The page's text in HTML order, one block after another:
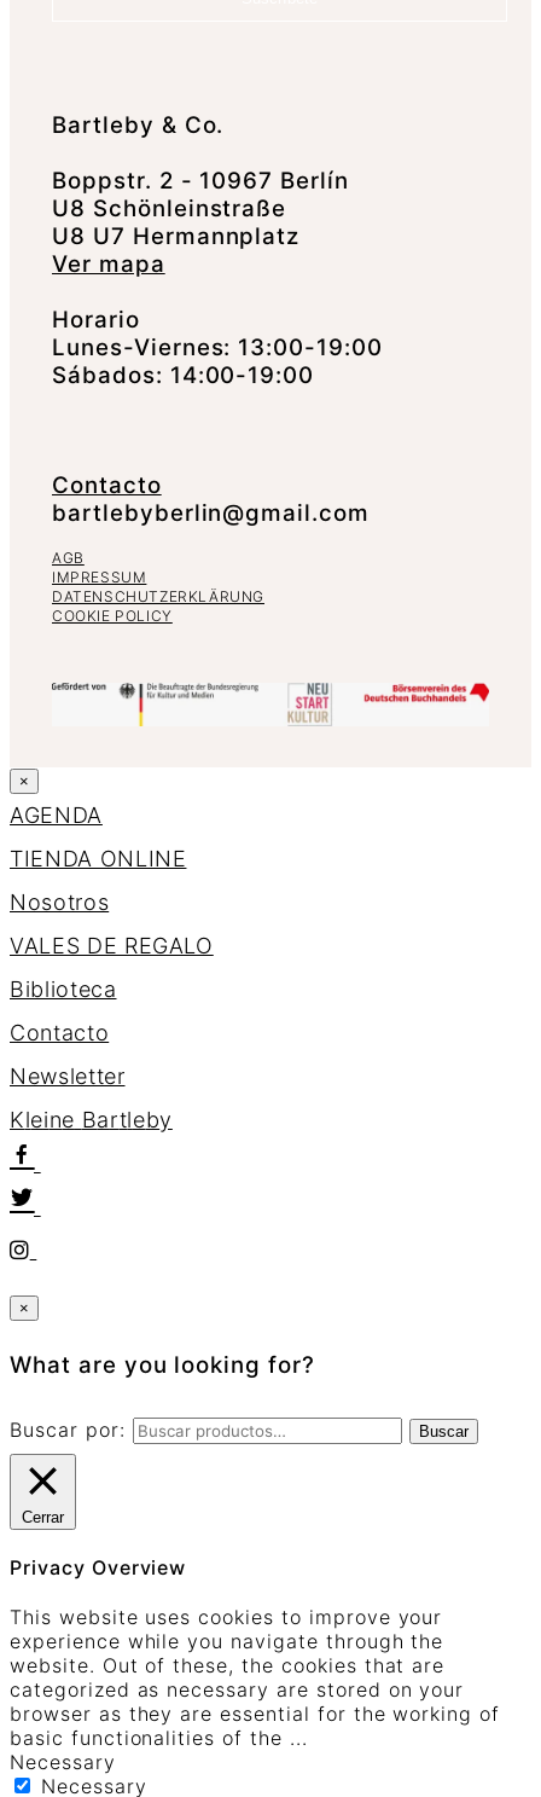
Bartleby & Co.
Boppstr. 2 - 10967 Berlín
U8 Schönleinstraße
U8 U7 Hermannplatz
Ver mapa
Horario
Lunes-Viernes: 13:00-19:00
Sábados: 14:00-19:00
Contacto
bartlebyberlin@gmail.com
AGB
IMPRESSUM
DATENSCHUTZERKLÄRUNG
COOKIE POLICY
×
AGENDA
TIENDA ONLINE
Nosotros
VALES DE REGALO
Biblioteca
Contacto
Newsletter
Kleine Bartleby
×
What are you looking for?
Buscar por: Buscar
Cerrar
Privacy Overview
This website uses cookies to improve your
experience while you navigate through the
website. Out of these, the cookies that are
categorized as necessary are stored on your
browser as they are essential for the working of
basic functionalities of the ...
Necessary
Necessary